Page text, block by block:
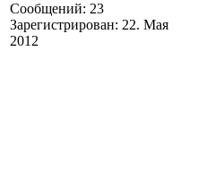
Сообщений: 23
Зарегистрирован: 22. Мая
2012